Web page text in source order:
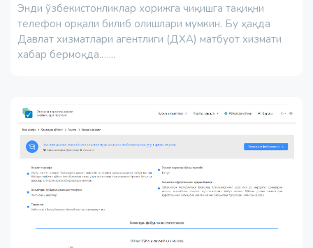
Энди ўзбекистонликлар хорижга чиқишга тақиқни
телефон орқали билиб олишлари мумкин. Бу ҳақда
Давлат хизматлари агентлиги (ДХА) матбуот хизмати
хабар бермоқда.…...